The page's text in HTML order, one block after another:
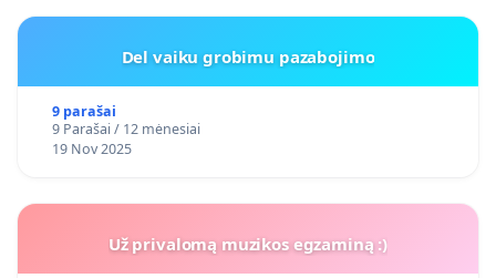
Del vaiku grobimu pazabojimo
9 parašai
9 Parašai / 12 mėnesiai
19 Nov 2025
Už privalomą muzikos egzaminą :)